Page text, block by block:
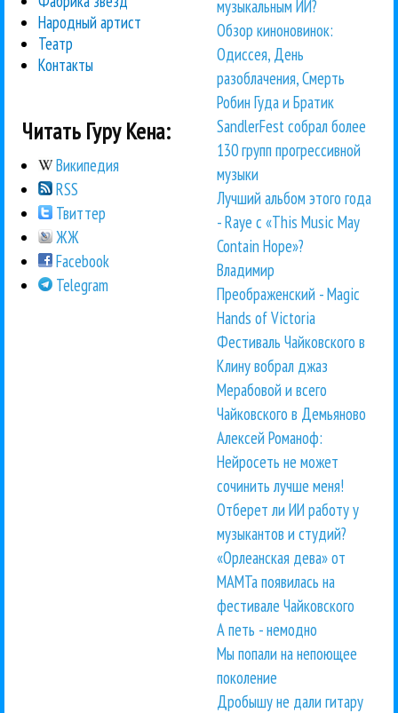
Народный артист
Театр
Контакты
Читать Гуру Кена:
Википедия
RSS
Твиттер
ЖЖ
Facebook
Telegram
музыкальным ИИ?
Обзор киноновинок:
Одиссея, День
разоблачения, Смерть
Робин Гуда и Братик
SandlerFest собрал более
130 групп прогрессивной
музыки
Лучший альбом этого года
- Raye с «This Music May
Contain Hope»?
Владимир
Преображенский - Magic
Hands of Victoria
Фестиваль Чайковского в
Клину вобрал джаз
Мерабовой и всего
Чайковского в Демьяново
Алексей Романоф:
Нейросеть не может
сочинить лучше меня!
Отберет ли ИИ работу у
музыкантов и студий?
«Орлеанская дева» от
МАМТа появилась на
фестивале Чайковского
А петь - немодно
Мы попали на непоющее
поколение
Дробышу не дали гитару